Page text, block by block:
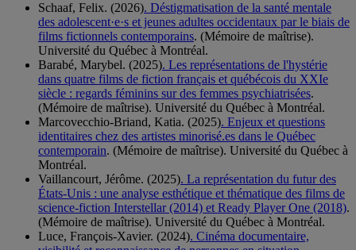
Schaaf, Felix. (2026). Déstigmatisation de la santé mentale
des adolescent·e·s et jeunes adultes occidentaux par le biais de
films fictionnels contemporains. (Mémoire de maîtrise).
Université du Québec à Montréal.
Barabé, Marybel. (2025). Les représentations de l'hystérie
dans quatre films de fiction français et québécois du XXIe
siècle : regards féminins sur des femmes psychiatrisées.
(Mémoire de maîtrise). Université du Québec à Montréal.
Marcovecchio-Briand, Katia. (2025). Enjeux et questions
identitaires chez des artistes minorisé.es dans le Québec
contemporain. (Mémoire de maîtrise). Université du Québec à
Montréal.
Vaillancourt, Jérôme. (2025). La représentation du futur des
États-Unis : une analyse esthétique et thématique des films de
science-fiction Interstellar (2014) et Ready Player One (2018).
(Mémoire de maîtrise). Université du Québec à Montréal.
Luce, François-Xavier. (2024). Cinéma documentaire,